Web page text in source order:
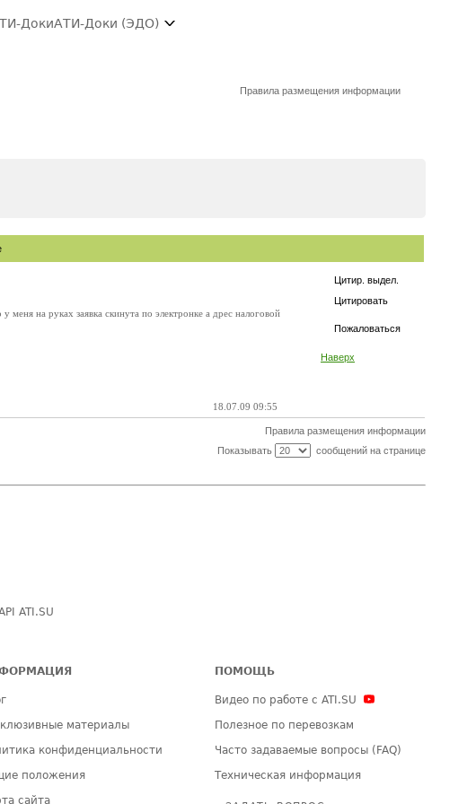
ДокиАТИ-Доки (ЭДО)
Правила размещения информации
Цитир. выдел.
Цитировать
Пожаловаться
Наверх
меня на руках заявка скинута по электронке а дрес налоговой
18.07.09 09:55
Правила размещения информации
Показывать
сообщений на странице
ATI.SU
материалы
конфиденциальности
положения
сайта
ПОМОЩЬ
Видео по работе с ATI.SU
Полезное по перевозкам
Часто задаваемые вопросы (FAQ)
Техническая информация